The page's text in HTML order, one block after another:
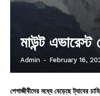
মাউন্ট
Admin - February 16,
পেশাজীবীদের মধ্যে বেড়েছে ট্যাবের